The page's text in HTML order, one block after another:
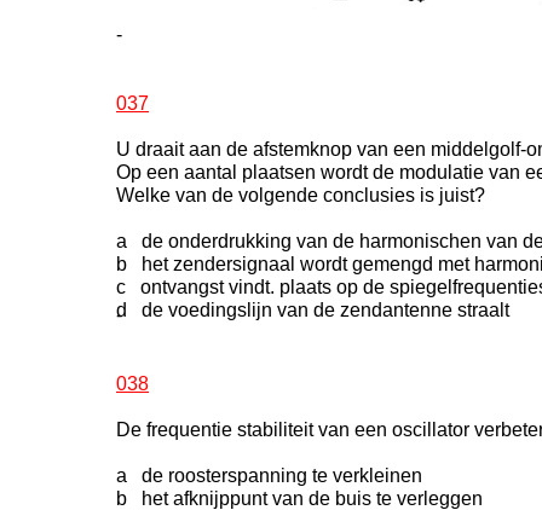
-
037
U draait aan de afstemknop van een middelgolf-
Op een aantal plaatsen wordt de modulatie van
Welke van de volgende conclusies is juist?
a de onderdrukking van de harmonischen van
b het zendersignaal wordt gemengd met
c ontvangst vindt. plaats op de
d de voedingslijn van de zendantenne straalt
-
038
De frequentie stabiliteit van een oscillator
a de roosterspanning te verkleinen
b het afknijppunt van de buis te verleggen